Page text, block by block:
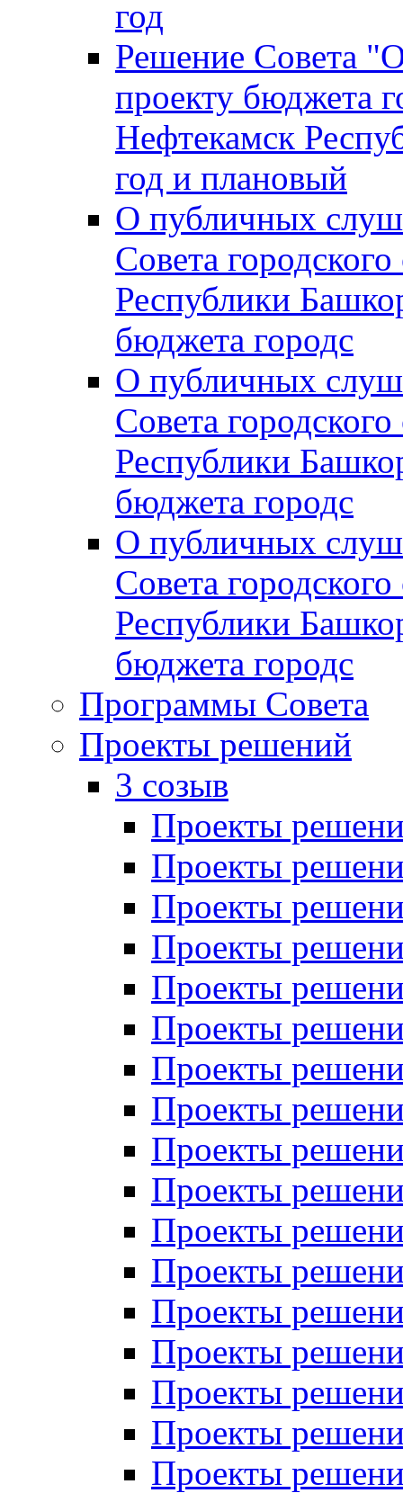
год
Решение Совета
проекту бюджета
Нефтекамск
год и плановый
О публичных
Совета
Республики
бюджета городс
О публичных
Совета
Республики
бюджета городс
О публичных
Совета
Республики
бюджета городс
Программы Совета
Проекты решений
3 созыв
Проекты
Проекты
Проекты
Проекты
Проекты
Проекты
Проекты
Проекты
Проекты
Проекты
Проекты
Проекты
Проекты
Проекты
Проекты
Проекты
Проекты